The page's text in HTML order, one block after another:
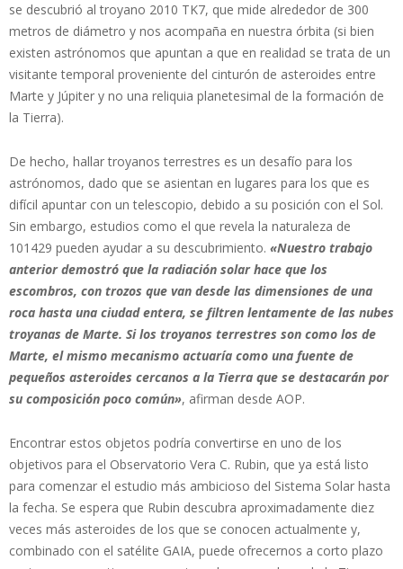
se descubrió al troyano 2010 TK7, que mide alrededor de 300
metros de diámetro y nos acompaña en nuestra órbita (si bien
existen astrónomos que apuntan a que en realidad se trata de un
visitante temporal proveniente del cinturón de asteroides entre
Marte y Júpiter y no una reliquia planetesimal de la formación de
la Tierra).
De hecho, hallar troyanos terrestres es un desafío para los
astrónomos, dado que se asientan en lugares para los que es
difícil apuntar con un telescopio, debido a su posición con el Sol.
Sin embargo, estudios como el que revela la naturaleza de
101429 pueden ayudar a su descubrimiento. «Nuestro trabajo
anterior demostró que la radiación solar hace que los
escombros, con trozos que van desde las dimensiones de una
roca hasta una ciudad entera, se filtren lentamente de las nubes
troyanas de Marte. Si los troyanos terrestres son como los de
Marte, el mismo mecanismo actuaría como una fuente de
pequeños asteroides cercanos a la Tierra que se destacarán por
su composición poco común», afirman desde AOP.
Encontrar estos objetos podría convertirse en uno de los
objetivos para el Observatorio Vera C. Rubin, que ya está listo
para comenzar el estudio más ambicioso del Sistema Solar hasta
la fecha. Se espera que Rubin descubra aproximadamente diez
veces más asteroides de los que se conocen actualmente y,
combinado con el satélite GAIA, puede ofrecernos a corto plazo